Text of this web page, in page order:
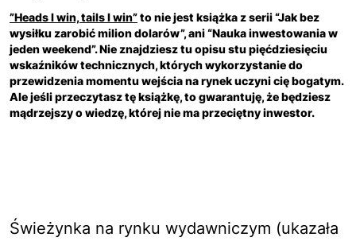
”Heads I win, tails I win”to nie jest książka z serii “Jak bez
wysiłku zarobić milion dolarów”, ani “Nauka inwestowania w
jeden weekend”. Nie znajdziesz tu opisu stu pięćdziesięciu
wskaźników technicznych, których wykorzystanie do
przewidzenia momentu wejścia na rynek uczyni cię bogatym.
Ale jeśli przeczytasz tę książkę, to gwarantuję, że będziesz
mądrzejszy o wiedzę, której nie ma przeciętny inwestor.
Świeżynka na rynku wydawniczym (ukazała